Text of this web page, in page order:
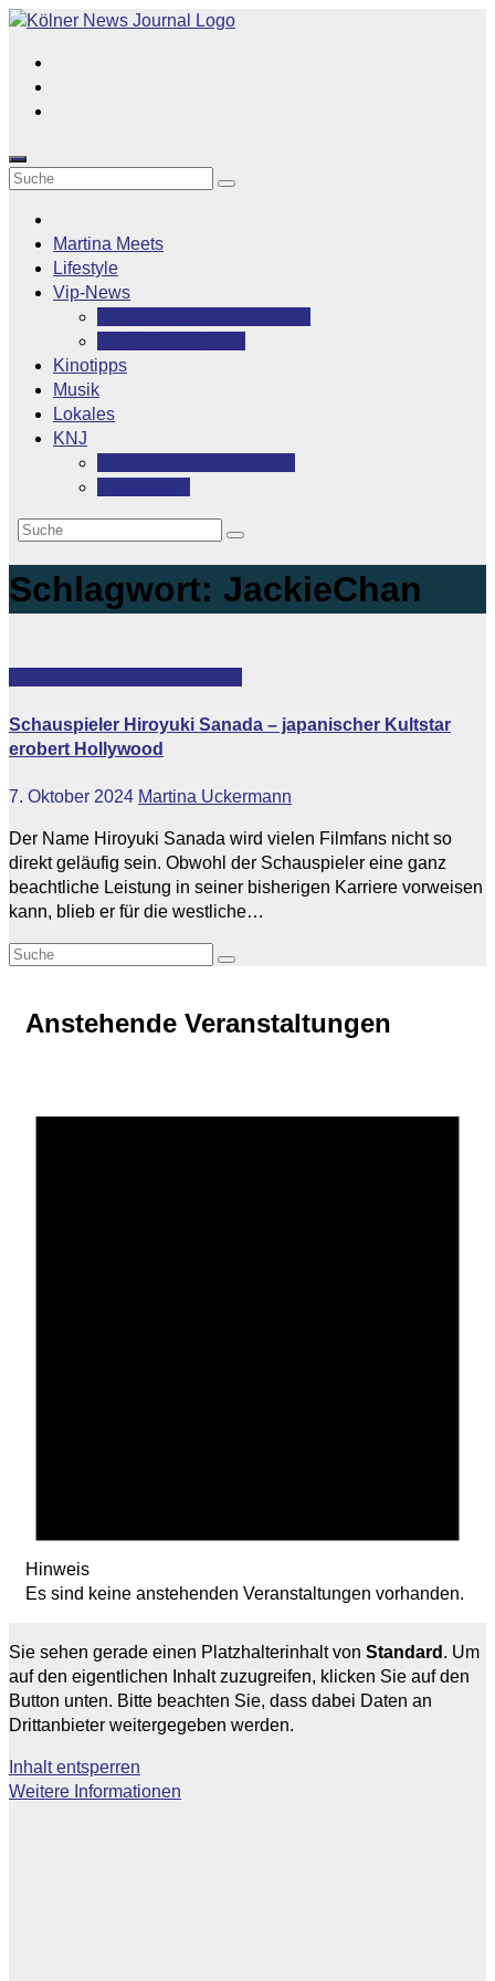
Zum
springen
Martina Meets
Lifestyle
Vip-News
Kinotipps
Musik
Lokales
KNJ
Schlagwort: JackieChan
Schauspieler Hiroyuki Sanada – japanischer Kultstar
erobert Hollywood
7. Oktober 2024 Martina Uckermann
Der Name Hiroyuki Sanada wird vielen Filmfans nicht so
direkt geläufig sein. Obwohl der Schauspieler eine ganz
beachtliche Leistung in seiner bisherigen Karriere vorweisen
kann, blieb er für die westliche…
Anstehende Veranstaltungen
Hinweis
Es sind keine anstehenden Veranstaltungen vorhanden.
Sie sehen gerade einen Platzhalterinhalt von Standard . Um
auf den eigentlichen Inhalt zuzugreifen, klicken Sie auf den
Button unten. Bitte beachten Sie, dass dabei Daten an
Drittanbieter weitergegeben werden.
Inhalt entsperren
Weitere Informationen